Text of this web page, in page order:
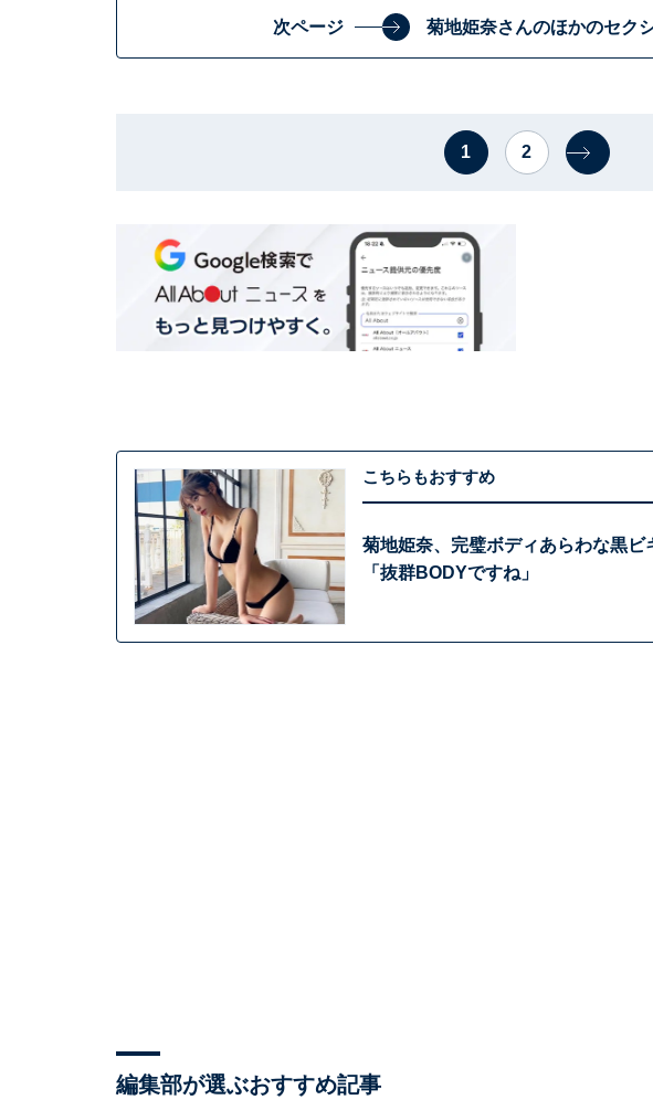
次ページ 菊地姫奈さんのほかのセク
1 2
こちらもおすすめ
菊地姫奈、完璧ボディあらわな黒ビ
「抜群BODYですね」
編集部が選ぶおすすめ記事